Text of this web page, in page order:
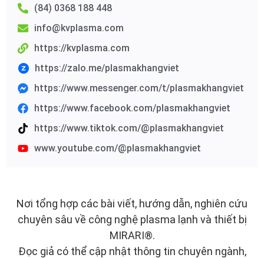
(84) 0368 188 448
info@kvplasma.com
https://kvplasma.com
https://zalo.me/plasmakhangviet
https://www.messenger.com/t/plasmakhangviet
https://www.facebook.com/plasmakhangviet
https://www.tiktok.com/@plasmakhangviet
www.youtube.com/@plasmakhangviet
Nơi tổng hợp các bài viết, hướng dẫn, nghiên cứu
chuyên sâu về công nghệ plasma lạnh và thiết bị
MIRARI®.
Đọc giả có thể cập nhật thông tin chuyên ngành,